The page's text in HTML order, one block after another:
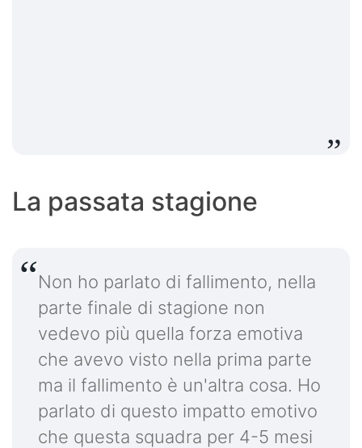
La passata stagione
Non ho parlato di fallimento, nella
parte finale di stagione non
vedevo più quella forza emotiva
che avevo visto nella prima parte
ma il fallimento è un'altra cosa. Ho
parlato di questo impatto emotivo
che questa squadra per 4-5 mesi